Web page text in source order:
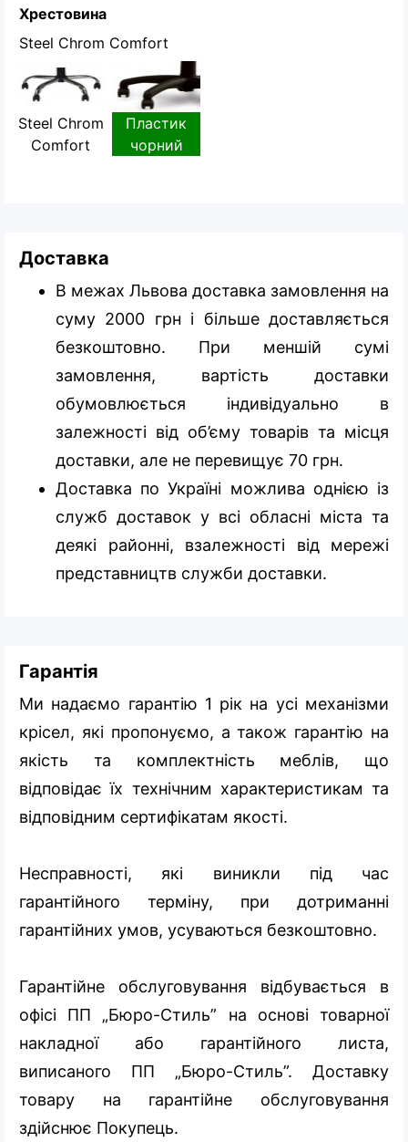
Хрестовина
Steel Chrom Comfort
Steel Chrom
Comfort
Пластик
чорний
Доставка
В межах Львова доставка замовлення на
суму 2000 грн і більше доставляється
безкоштовно. При меншій сумі
замовлення, вартість доставки
обумовлюється індивідуально в
залежності від об’єму товарів та місця
доставки, але не перевищує 70 грн.
Доставка по Україні можлива однією із
служб доставок у всі обласні міста та
деякі районні, взалежності від мережі
представництв служби доставки.
Гарантія
Ми надаємо гарантію 1 рік на усі механізми
крісел, які пропонуємо, а також гарантію на
якість та комплектність меблів, що
відповідає їх технічним характеристикам та
відповідним сертифікатам якості.
Несправності, які виникли під час
гарантійного терміну, при дотриманні
гарантійних умов, усуваються безкоштовно.
Гарантійне обслуговування відбувається в
офісі ПП „Бюро-Стиль” на основі товарної
накладної або гарантійного листа,
виписаного ПП „Бюро-Стиль”. Доставку
товару на гарантійне обслуговування
здійснює Покупець.